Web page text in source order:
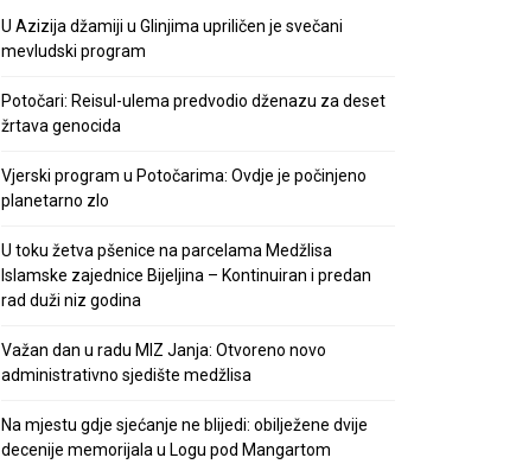
U Azizija džamiji u Glinjima upriličen je svečani
mevludski program
Potočari: Reisul-ulema predvodio dženazu za deset
žrtava genocida
Vjerski program u Potočarima: Ovdje je počinjeno
planetarno zlo
U toku žetva pšenice na parcelama Medžlisa
Islamske zajednice Bijeljina – Kontinuiran i predan
rad duži niz godina
Važan dan u radu MIZ Janja: Otvoreno novo
administrativno sjedište medžlisa
Na mjestu gdje sjećanje ne blijedi: obilježene dvije
decenije memorijala u Logu pod Mangartom